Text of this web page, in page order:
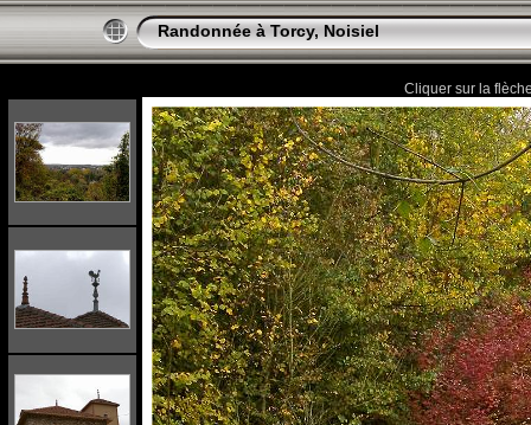
Randonnée à Torcy, Noisiel
Cliquer sur la